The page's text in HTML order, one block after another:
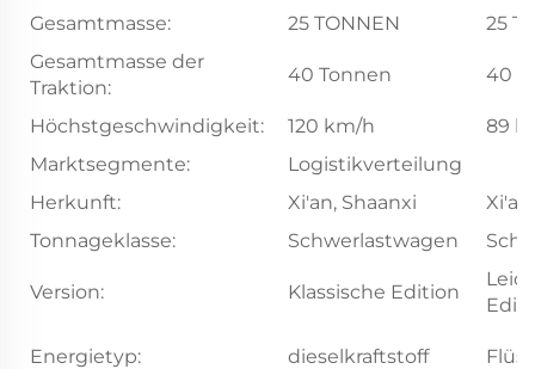
Gesamtmasse:
25 TONNEN
25
Gesamtmasse der
Traktion:
40 Tonnen 40
Höchstgeschwindigkeit: 120 km/h
89
Marktsegmente:
Logistikverteilung
Herkunft:
Xi'an, Shaanxi
Tonnageklasse:
Schwerlastwagen
Version: Klassische Edition
Energietyp: dieselkraftstoff